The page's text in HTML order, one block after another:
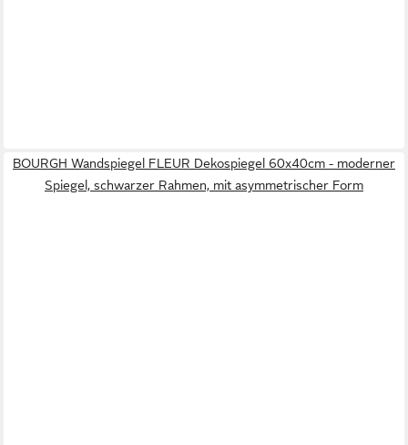
BOURGH Wandspiegel FLEUR Dekospiegel 60x40cm - moderner
Spiegel, schwarzer Rahmen, mit asymmetrischer Form